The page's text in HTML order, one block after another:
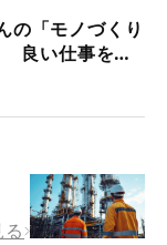
の「モノづくり
良い仕事をす
事実に基づく